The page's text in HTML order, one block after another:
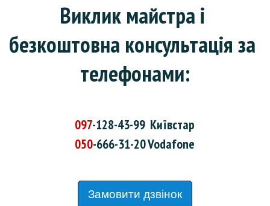
Виклик майстра і
безкоштовна консультація за
телефонами:
097-128-43-99 Київстар
050-666-31-20Vodafone
Замовити дзвінок